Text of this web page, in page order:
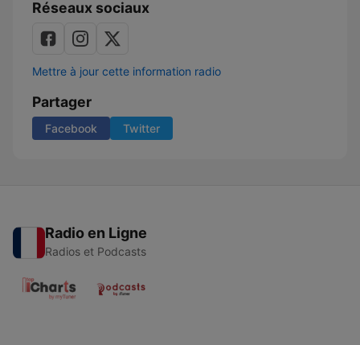
Réseaux sociaux
Mettre à jour cette information radio
Partager
Facebook Twitter
Radio en Ligne
Radios et Podcasts